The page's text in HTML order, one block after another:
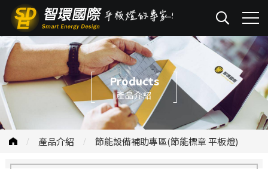
Products
產品介紹
產品介紹 節能設備補助專區(節能標章 平板燈)